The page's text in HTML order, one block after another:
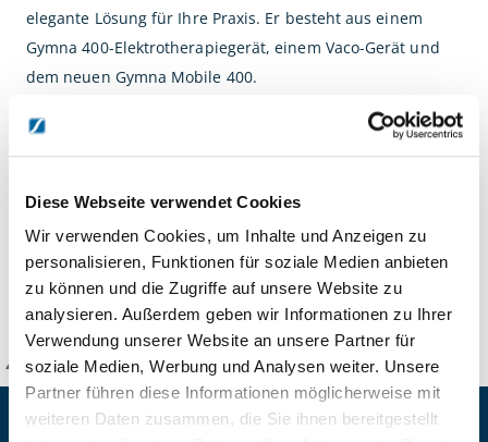
Diese Webseite verwendet Cookies
Wir verwenden Cookies, um Inhalte und Anzeigen zu
personalisieren, Funktionen für soziale Medien anbieten
zu können und die Zugriffe auf unsere Website zu
analysieren. Außerdem geben wir Informationen zu Ihrer
Verwendung unserer Website an unsere Partner für
soziale Medien, Werbung und Analysen weiter. Unsere
Partner führen diese Informationen möglicherweise mit
weiteren Daten zusammen, die Sie ihnen bereitgestellt
elegante Lösung für Ihre Praxis. Er besteht aus einem
Gymna 400-Elektrotherapiegerät, einem Vaco-Gerät und
dem neuen Gymna Mobile 400.
die Ihnen bei Ihrer täglichen Praxis zur Seite steht. Ein
und Kabel, auf die Sie bei Bedarf direkt und einfach
DETAILS
KANZLSPERGER GmbH
KONTAKTIEREN SIE UNS